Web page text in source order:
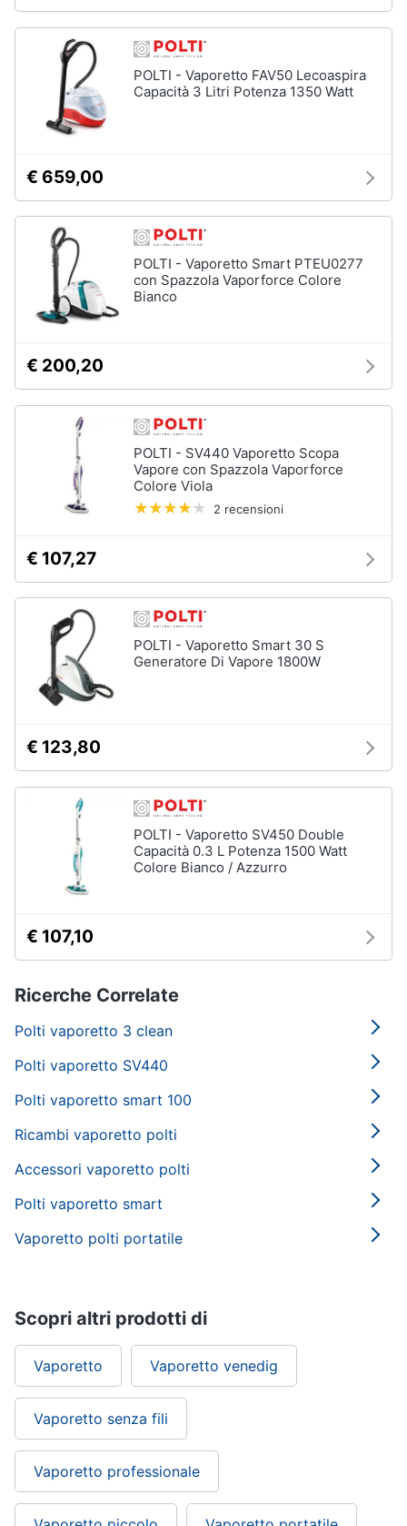
POLTI - Vaporetto FAV50 Lecoaspira
Capacità 3 Litri Potenza 1350 Watt
€ 659,00
POLTI - Vaporetto Smart PTEU0277
con Spazzola Vaporforce Colore
Bianco
€ 200,20
POLTI - SV440 Vaporetto Scopa
Vapore con Spazzola Vaporforce
Colore Viola
2 recensioni
€ 107,27
POLTI - Vaporetto Smart 30 S
Generatore Di Vapore 1800W
€ 123,80
POLTI - Vaporetto SV450 Double
Capacità 0.3 L Potenza 1500 Watt
Colore Bianco / Azzurro
€ 107,10
Ricerche Correlate
Polti vaporetto 3 clean
Polti vaporetto SV440
Polti vaporetto smart 100
Ricambi vaporetto polti
Accessori vaporetto polti
Polti vaporetto smart
Vaporetto polti portatile
Scopri altri prodotti di
Vaporetto Vaporetto venedig
Vaporetto senza fili
Vaporetto professionale